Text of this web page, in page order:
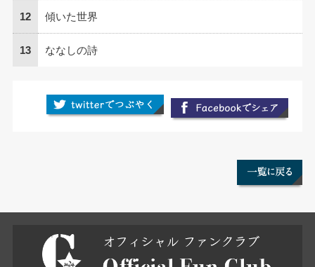
12 傾いた世界
13 ななしの詩